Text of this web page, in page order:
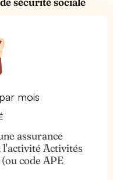
mois
assurance
l'activité Activités
code APE